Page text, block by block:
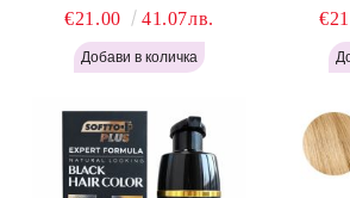
Softtoplus Expert Woman
Light Brown 400мл
€21.00 41.07лв.
Expert